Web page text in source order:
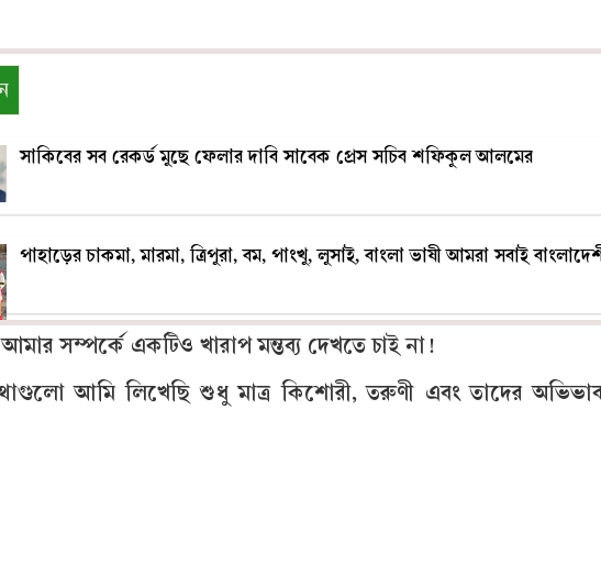
সাকিবের সব রেকর্ড মুছে ফেলার দাবি সাবেক প্রেস সচিব শফিকুল আলমের
পাহাড়ের চাকমা, মারমা, ত্রিপুরা, বম, পাংখু, লুসাই, বাংলা ভাষী আমরা সবাই
সম্পর্কে একটিও খারাপ মন্তব্য দেখতে চাই না!
আমি লিখেছি শুধু মাত্র কিশোরী, তরুণী এবং তাদের